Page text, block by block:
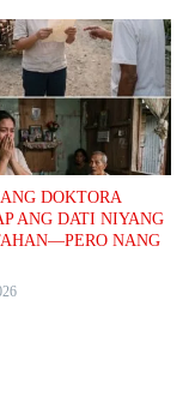
DOKTORA
ANG DATI NIYANG
NANG